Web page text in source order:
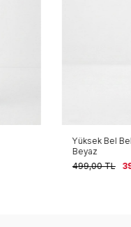
Yüksek Bel Beli
Beyaz
499,00TL